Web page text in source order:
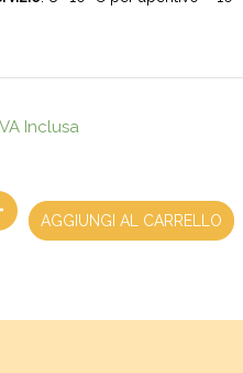
Inclusa
AGGIUNGI AL CARRELLO